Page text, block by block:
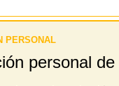
PERSONAL
personal